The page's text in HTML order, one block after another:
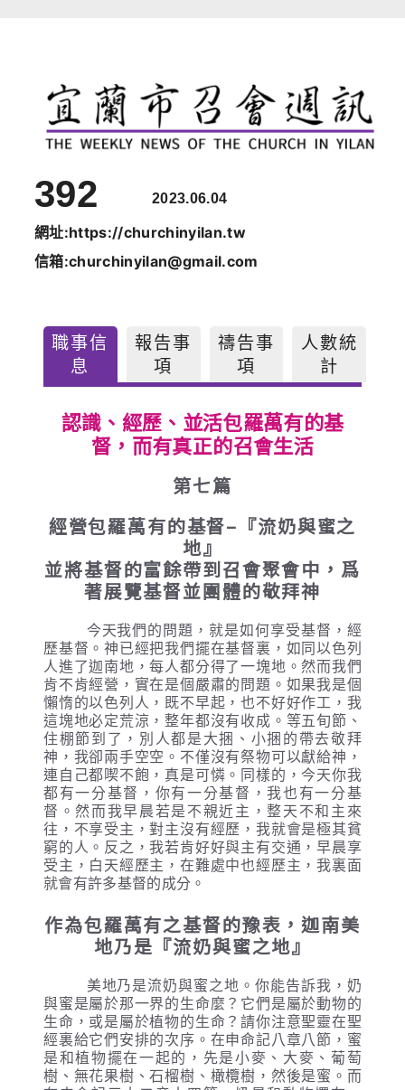
392 2023.06.04
網址:https://churchinyilan.tw
信箱:churchinyilan@gmail.com
職事信
息
報告事
項
禱告事
項
人數統
計
認識、經歷、並活包羅萬有的基
督，而有真正的召會生活
第七篇
經營包羅萬有的基督–『流奶與蜜之
地』
並將基督的富餘帶到召會聚會中，爲
著展覽基督並團體的敬拜神
今天我們的問題，就是如何享受基督，經
歷基督。神已經把我們擺在基督裏，如同以色列
人進了迦南地，每人都分得了一塊地。然而我們
肯不肯經營，實在是個嚴肅的問題。如果我是個
懶惰的以色列人，既不早起，也不好好作工，我
這塊地必定荒涼，整年都沒有收成。等五旬節、
住棚節到了，別人都是大捆、小捆的帶去敬拜
神，我卻兩手空空。不僅沒有祭物可以獻給神，
連自己都喫不飽，真是可憐。同樣的，今天你我
都有一分基督，你有一分基督，我也有一分基
督。然而我早晨若是不親近主，整天不和主來
往，不享受主，對主沒有經歷，我就會是極其貧
窮的人。反之，我若肯好好與主有交通，早晨享
受主，白天經歷主，在難處中也經歷主，我裏面
就會有許多基督的成分。
作為包羅萬有之基督的豫表，迦南美
地乃是『流奶與蜜之地』
美地乃是流奶與蜜之地。你能告訴我，奶
與蜜是屬於那一界的生命麼？它們是屬於動物的
生命，或是屬於植物的生命？請你注意聖靈在聖
經裏給它們安排的次序。在申命記八章八節，蜜
是和植物擺在一起的，先是小麥、大麥、葡萄
樹、無花果樹、石榴樹、橄欖樹，然後是蜜。而